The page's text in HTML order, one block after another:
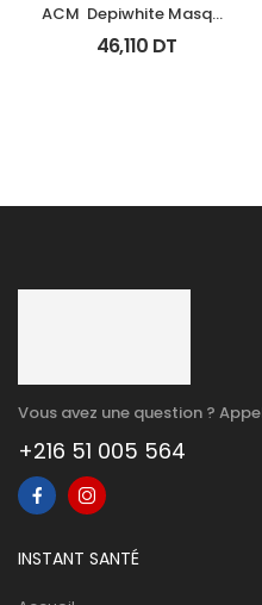
ACM  Depiwhite Masque
Tb 40Ml
46,110 DT
Vous avez une question ?
+216 51 005 564
INSTANT SANTÉ